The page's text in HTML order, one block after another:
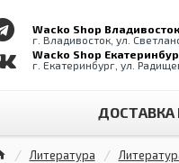
Wacko Shop Владивосток
г. Владивосток, ул.
Wacko Shop
г. Екатеринбург, ул.
ДОСТАВКА
Литература